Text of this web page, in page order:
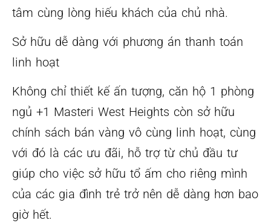
tâm cùng lòng hiếu khách của chủ nhà.
Sở hữu dễ dàng với phương án thanh toán
linh hoạt
Không chỉ thiết kế ấn tượng, căn hộ 1 phòng
ngủ +1 Masteri West Heights còn sở hữu
chính sách bán vàng vô cùng linh hoạt, cùng
với đó là các ưu đãi, hỗ trợ từ chủ đầu tư
giúp cho việc sở hữu tổ ấm cho riêng mình
của các gia đình trẻ trở nên dễ dàng hơn bao
giờ hết.